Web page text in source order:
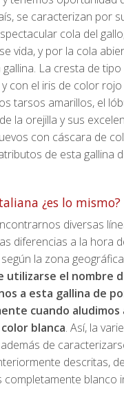
se caracterizan por
cola del
vida, y por la cola
La cresta de
con el iris de color rojo
tarsos amarillos, el
la orejilla y sus
con cáscara de
de esta gallina
¿es lo mismo?
diversas
diferencias a la hora
la zona
utilizarse el nombre
a esta gallina de
cuando aludimos
blanca. Así, la
de
descritas,
completamente blanco